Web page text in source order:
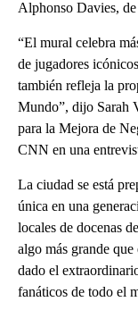
Alphonso Davies, de
“El mural celebra
de jugadores
también refleja la
Mundo”, dijo Sarah
para la Mejora de
CNN en una
La ciudad se está
única en una
locales de docenas
algo más grande
dado el
fanáticos de todo el